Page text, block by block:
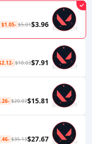
$3.96
$5.01
-$1.05
$7.91
$10.03
-$2.12
$15.81
$20.07
-$4.26
$27.67
$35.13
-$7.46